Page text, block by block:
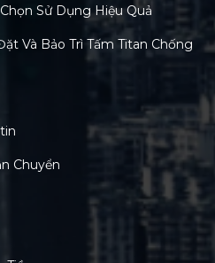
Sử Dụng Hiệu Quả
Và Bảo Trì Tấm Titan Chống
Cháy Và Xu Hướng Kiểm
Lợi Ích & So Sánh Chi
của tấm titan chống cháy: Bí
Chuyển